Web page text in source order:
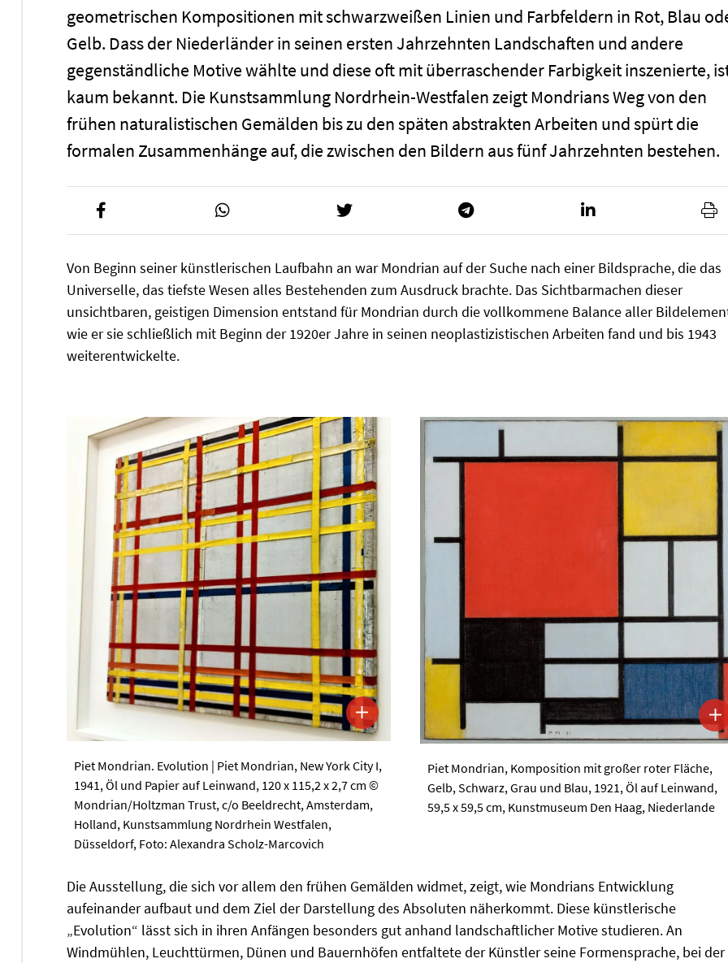
geometrischen Kompositionen mit schwarzweißen Linien und Farbfeldern in Rot, Blau
Gelb. Dass der Niederländer in seinen ersten Jahrzehnten Landschaften und andere
gegenständliche Motive wählte und diese oft mit überraschender Farbigkeit inszenierte,
kaum bekannt. Die Kunstsammlung Nordrhein-Westfalen zeigt Mondrians Weg von den
frühen naturalistischen Gemälden bis zu den späten abstrakten Arbeiten und spürt die
formalen Zusammenhänge auf, die zwischen den Bildern aus fünf Jahrzehnten bestehen.
Von Beginn seiner künstlerischen Laufbahn an war Mondrian auf der Suche nach einer Bildsprache, die das
Universelle, das tiefste Wesen alles Bestehenden zum Ausdruck brachte. Das Sichtbarmachen dieser
unsichtbaren, geistigen Dimension entstand für Mondrian durch die vollkommene Balance aller
wie er sie schließlich mit Beginn der 1920er Jahre in seinen neoplastizistischen Arbeiten fand und bis 1943
weiterentwickelte.
Piet Mondrian. Evolution | Piet Mondrian, New York City I,
1941, Öl und Papier auf Leinwand, 120 x 115,2 x 2,7 cm ©
Mondrian/Holtzman Trust, c/o Beeldrecht, Amsterdam,
Holland, Kunstsammlung Nordrhein Westfalen,
Düsseldorf, Foto: Alexandra Scholz-Marcovich
Piet Mondrian, Komposition mit großer roter Fläche,
Gelb, Schwarz, Grau und Blau, 1921, Öl auf Leinwand,
59,5 x 59,5 cm, Kunstmuseum Den Haag, Niederlande
Die Ausstellung, die sich vor allem den frühen Gemälden widmet, zeigt, wie Mondrians Entwicklung
aufeinander aufbaut und dem Ziel der Darstellung des Absoluten näherkommt. Diese künstlerische
„Evolution“ lässt sich in ihren Anfängen besonders gut anhand landschaftlicher Motive studieren. An
Windmühlen, Leuchttürmen, Dünen und Bauernhöfen entfaltete der Künstler seine Formensprache, bei der